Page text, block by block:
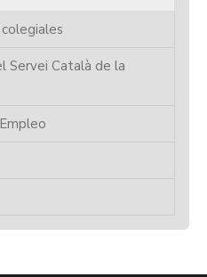
Servei Català de la